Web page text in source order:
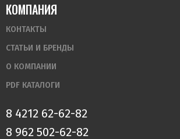
КОМПАНИЯ
КОНТАКТЫ
СТАТЬИ И БРЕНДЫ
О КОМПАНИИ
PDF КАТАЛОГИ
8 4212 62-62-82
8 962 502-62-82